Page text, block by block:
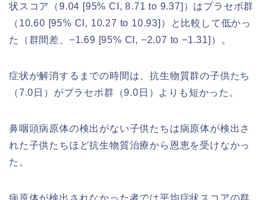
状スコア（9.04 [95% CI, 8.71 to 9.37]）はプラセボ群
（10.60 [95% CI, 10.27 to 10.93]）と比較して低かっ
た（群間差、−1.69 [95% CI, −2.07 to −1.31]）。
症状が解消するまでの時間は、抗生物質群の子供たち
（7.0日）がプラセボ群（9.0日）よりも短かった。
鼻咽頭病原体の検出がない子供たちは病原体が検出さ
れた子供たちほど抗生物質治療から恩恵を受けなかっ
た。
病原体が検出されなかった者では平均症状スコアの群